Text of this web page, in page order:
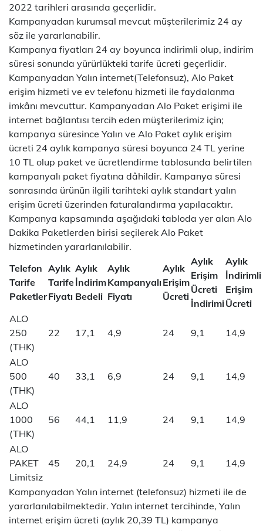
2022 tarihleri arasında geçerlidir.
Kampanyadan kurumsal mevcut müşterilerimiz 24 ay
söz ile yararlanabilir.
Kampanya fiyatları 24 ay boyunca indirimli olup, indirim
süresi sonunda yürürlükteki tarife ücreti geçerlidir.
Kampanyadan Yalın internet(Telefonsuz), Alo Paket
erişim hizmeti ve ev telefonu hizmeti ile faydalanma
imkânı mevcuttur. Kampanyadan Alo Paket erişimi ile
internet bağlantısı tercih eden müşterilerimiz için;
kampanya süresince Yalın ve Alo Paket aylık erişim
ücreti 24 aylık kampanya süresi boyunca 24 TL yerine
10 TL olup paket ve ücretlendirme tablosunda belirtilen
kampanyalı paket fiyatına dâhildir. Kampanya süresi
sonrasında ürünün ilgili tarihteki aylık standart yalın
erişim ücreti üzerinden faturalandırma yapılacaktır.
Kampanya kapsamında aşağıdaki tabloda yer alan Alo
Dakika Paketlerden birisi seçilerek Alo Paket
hizmetinden yararlanılabilir.
Telefon
Tarife
Paketler
Aylık
Tarife
Fiyatı
Aylık
İndirim
Bedeli
Aylık
Kampanyalı
Fiyatı
Aylık
Erişim
Ücreti
Aylık
Erişim
Ücreti
İndirimi
Aylık
İndirimli
Erişim
Ücreti
ALO
250
(THK)
22 17,1 4,9 24 9,1 14,9
ALO
500
(THK)
40 33,1 6,9 24 9,1 14,9
ALO
1000
(THK)
56 44,1 11,9 24 9,1 14,9
ALO
PAKET
Limitsiz
45 20,1 24,9 24 9,1 14,9
Kampanyadan Yalın internet (telefonsuz) hizmeti ile de
yararlanılabilmektedir. Yalın internet tercihinde, Yalın
internet erişim ücreti (aylık 20,39 TL) kampanya